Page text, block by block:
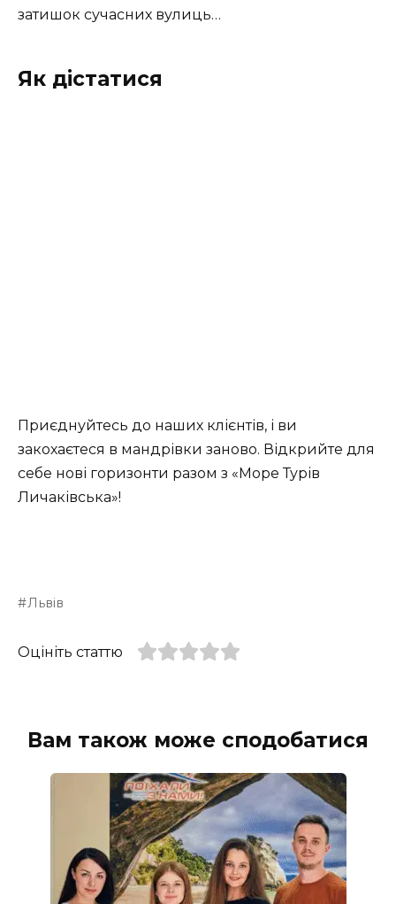
затишок сучасних вулиць…
Як дістатися
Приєднуйтесь до наших клієнтів, і ви
закохаєтеся в мандрівки заново. Відкрийте для
себе нові горизонти разом з «Море Турів
Личаківська»!
Львів
Оцініть статтю
Вам також може сподобатися